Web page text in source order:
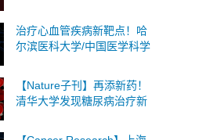
疗实体瘤效果
治疗心血管疾病新靶点！哈
尔滨医科大学/中国医学科学
【Nature子刊】再添新药！
清华大学发现糖尿病治疗新